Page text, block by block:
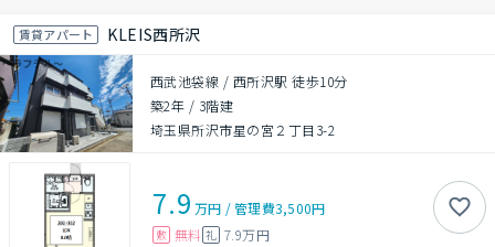
賃貸アパート KLEIS西所沢
西武池袋線 / 西所沢駅 徒歩10分
築2年 / 3階建
埼玉県所沢市星の宮２丁目3-2
7.9 万円 /管理費3,500円
敷 無料 礼 7.9万円